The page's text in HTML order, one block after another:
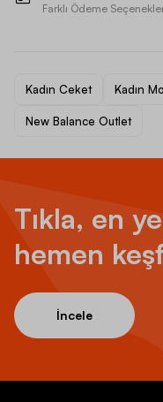
Farklı Ödeme
Kadın Ceket Kadın
New Balance Outlet
Tıkla, en
hemen
İncele